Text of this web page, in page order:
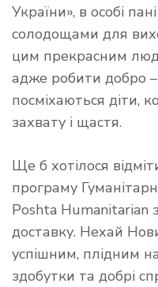
України», в особі
солодощами для
цим прекрасним
адже робити добро
посміхаються діти,
захвату і щастя.
Ще б хотілося
програму
Poshta Humanitarian
доставку. Нехай
успішним, плідним
здобутки та добрі